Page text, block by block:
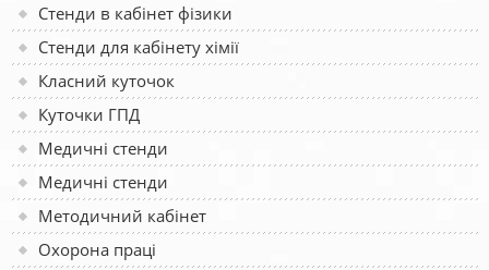
Стенди в кабінет фізики
Стенди для кабінету хімії
Класний куточок
Куточки ГПД
Медичні стенди
Медичні стенди
Методичний кабінет
Охорона праці